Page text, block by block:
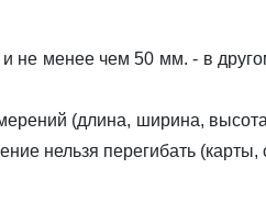
менее чем 50 мм. - в
(длина, ширина,
нельзя перегибать (карты,